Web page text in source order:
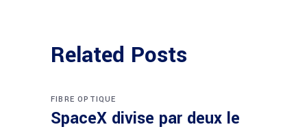
Related Posts
FIBRE OPTIQUE
SpaceX divise par deux le